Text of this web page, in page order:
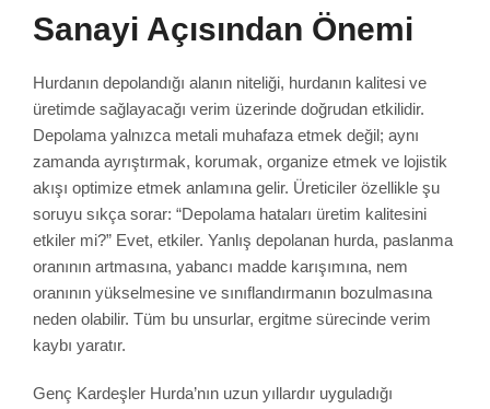
Sanayi Açısından Önemi
Hurdanın depolandığı alanın niteliği, hurdanın kalitesi ve
üretimde sağlayacağı verim üzerinde doğrudan etkilidir.
Depolama yalnızca metali muhafaza etmek değil; aynı
zamanda ayrıştırmak, korumak, organize etmek ve lojistik
akışı optimize etmek anlamına gelir. Üreticiler özellikle şu
soruyu sıkça sorar: “Depolama hataları üretim kalitesini
etkiler mi?” Evet, etkiler. Yanlış depolanan hurda, paslanma
oranının artmasına, yabancı madde karışımına, nem
oranının yükselmesine ve sınıflandırmanın bozulmasına
neden olabilir. Tüm bu unsurlar, ergitme sürecinde verim
kaybı yaratır.
Genç Kardeşler Hurda’nın uzun yıllardır uyguladığı